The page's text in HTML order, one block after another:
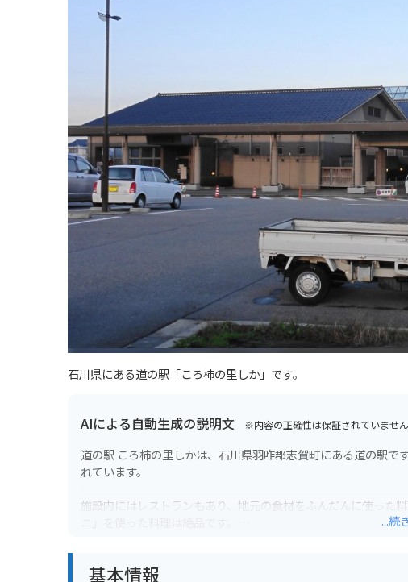
石川県にある道の駅「ころ柿の里しか」です。
AIによる自動生成の説明文 ※内容の正確性は保証されていません
道の駅 ころ柿の里しかは、石川県羽咋郡志賀町にある道の駅
れています。
施設内にはレストランもあり、地元の食材をふんだんに使った
の風景が広がり、風物詩となっています。
...続
基本情報